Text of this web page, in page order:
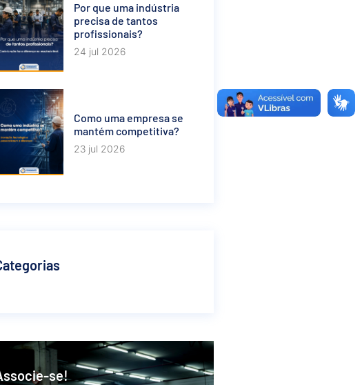
Por que uma indústria
precisa de tantos
profissionais?
24 jul 2026
Como uma empresa se
mantém competitiva?
23 jul 2026
se!